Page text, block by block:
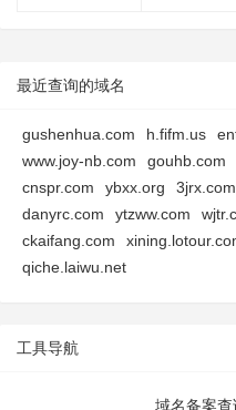
最近查询的域名
gushenhua.com h.fifm.us
www.joy-nb.com
gouhb.com
cnspr.com
ybxx.org 3jrx.com
danyrc.com
ytzww.com
ckaifang.com
qiche.laiwu.net
工具导航
域名备案查